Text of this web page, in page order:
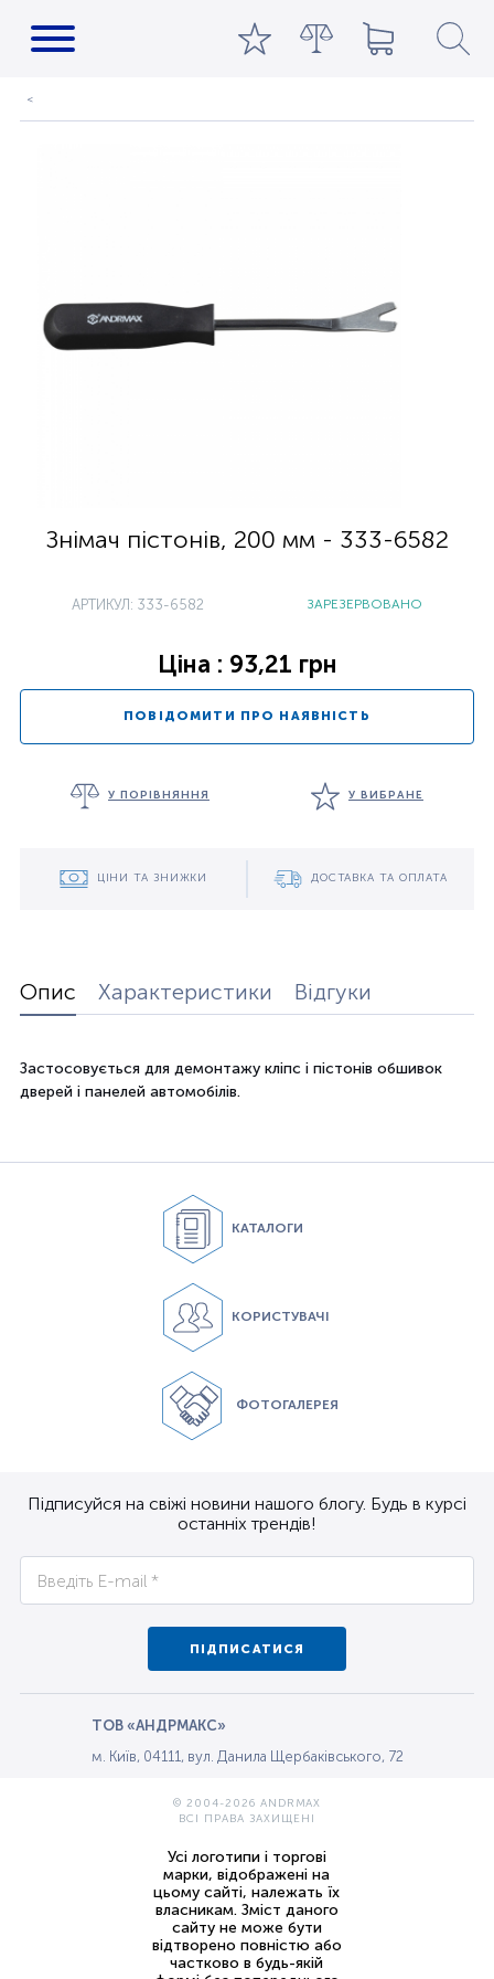
Знімач пістонів, 200 мм - 333-6582
АРТИКУЛ: 333-6582 ЗАРЕЗЕРВОВАНО
Ціна : 93,21 грн
ПОВІДОМИТИ ПРО НАЯВНІСТЬ
У ПОРІВНЯННЯ У ВИБРАНЕ
ЦІНИ ТА ЗНИЖКИ ДОСТАВКА ТА ОПЛАТА
Опис Характеристики Відгуки
Застосовується для демонтажу кліпс і пістонів обшивок
дверей і панелей автомобілів.
КАТАЛОГИ
КОРИСТУВАЧІ
ФОТОГАЛЕРЕЯ
Підписуйся на свіжі новини нашого блогу. Будь в курсі
останніх трендів!
ПІДПИСАТИСЯ
ТОВ «АНДРМАКС»
м. Київ, 04111, вул. Данила Щербаківського, 72
© 2004-2026 ANDRMAX
ВСІ ПРАВА ЗАХИЩЕНІ
Усі логотипи і торгові
марки, відображені на
цьому сайті, належать їх
власникам. Зміст даного
сайту не може бути
відтворено повністю або
частково в будь-якій